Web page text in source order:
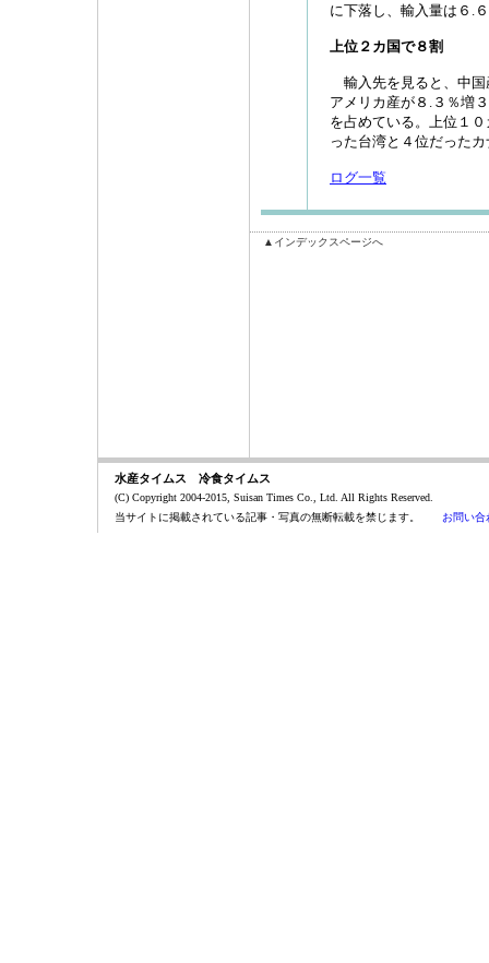
に下落し、輸入量は６.
上位２カ国で８割
輸入先を見ると、中国
アメリカ産が８.３％増
を占めている。上位１
った台湾と４位だった
ログ一覧
▲インデックスページへ
水産タイムス 冷食タイムス
(C) Copyright 2004-2015, Suisan Times Co., Ltd. All Rights Reserved.
当サイトに掲載されている記事・写真の無断転載を禁じます。 お問い合